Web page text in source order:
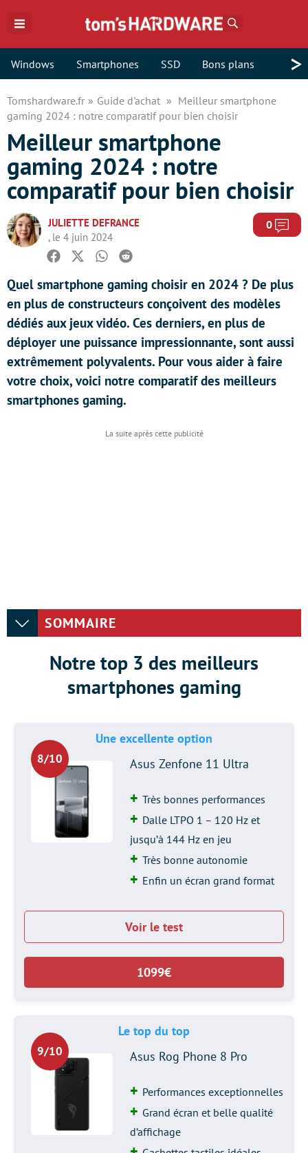
Windows Smartphones SSD Bons plans >
Tomshardware.fr Guide d'achat
Meilleur smartphone
gaming 2024 : notre comparatif pour bien choisir
Meilleur smartphone
gaming 2024 : notre
comparatif pour bien choisir
JULIETTE DEFRANCE
, le 4 juin 2024
0
Facebook
TwitterWhatsapp
Reddit
Quel smartphone gaming choisir en 2024 ? De plus
en plus de constructeurs conçoivent des modèles
dédiés aux jeux vidéo. Ces derniers, en plus de
déployer une puissance impressionnante, sont aussi
extrêmement polyvalents. Pour vous aider à faire
votre choix, voici notre comparatif des meilleurs
smartphones gaming.
SOMMAIRE
Notre top 3 des meilleurs
smartphones gaming
Une excellente option
8/10 Asus Zenfone 11 Ultra
Très bonnes performances
Dalle LTPO 1 – 120 Hz et
jusqu’à 144 Hz en jeu
Très bonne autonomie
Enfin un écran grand format
Voir le test
1099€
Le top du top
9/10 Asus Rog Phone 8 Pro
Performances exceptionnelles
Grand écran et belle qualité
d’affichage